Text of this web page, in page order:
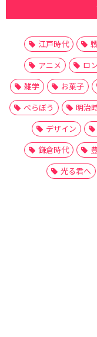
江戸時代
アニメ
ロ
雑学
お菓子
べらぼう
明治
デザイン
鎌倉時代
光る君へ